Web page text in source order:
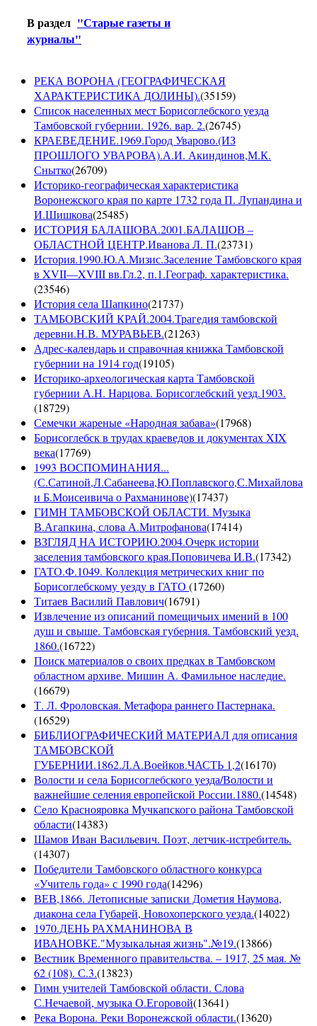
В раздел "Старые газеты и
журналы"
РЕКА ВОРОНА (ГЕОГРАФИЧЕСКАЯ
ХАРАКТЕРИСТИКА ДОЛИНЫ).(35159)
Список населенных мест Борисоглебского уезда
Тамбовской губернии. 1926. вар. 2.(26745)
КРАЕВЕДЕНИЕ.1969.Город Уварово.(ИЗ
ПРОШЛОГО УВАРОВА).А.И. Акиндинов,М.К.
Снытко(26709)
Историко-географическая характеристика
Воронежского края по карте 1732 года П. Лупандина и
И.Шишкова(25485)
ИСТОРИЯ БАЛАШОВА.2001.БАЛАШОВ –
ОБЛАСТНОЙ ЦЕНТР.Иванова Л. П.(23731)
История.1990.Ю.А.Мизис.Заселение Тамбовского края
в XVII—XVIII вв.Гл.2, п.1.Географ. характеристика.
(23546)
История села Шапкино(21737)
ТАМБОВСКИЙ КРАЙ.2004.Трагедия тамбовской
деревни.Н.В. МУРАВЬЕВ.(21263)
Адрес-календарь и справочная книжка Тамбовской
губернии на 1914 год(19105)
Историко-археологическая карта Тамбовской
губернии А.Н. Нарцова. Борисоглебский уезд.1903.
(18729)
Семечки жареные «Народная забава»(17968)
Борисоглебск в трудах краеведов и документах XIX
века(17769)
1993 ВОСПОМИНАНИЯ...
(С.Сатиной,Л.Сабанеева,Ю.Поплавского,С.Михайлова
и Б.Моисеивича о Рахманинове)(17437)
ГИМН ТАМБОВСКОЙ ОБЛАСТИ. Музыка
В.Агапкина, слова А.Митрофанова(17414)
ВЗГЛЯД НА ИСТОРИЮ.2004.Очерк истории
заселения тамбовского края.Поповичева И.В.(17342)
ГАТО.Ф.1049. Коллекция метрических книг по
Борисоглебскому уезду в ГАТО (17260)
Титаев Василий Павлович(16791)
Извлечение из описаний помещичьих имений в 100
душ и свыше. Тамбовская губерния. Тамбовский уезд.
1860.(16722)
Поиск материалов о своих предках в Тамбовском
областном архиве. Мишин А. Фамильное наследие.
(16679)
Т. Л. Фроловская. Метафора раннего Пастернака.
(16529)
БИБЛИОГРАФИЧЕСКИЙ МАТЕРИАЛ для описания
ТАМБОВСКОЙ
ГУБЕРНИИ.1862.Л.А.Воейков.ЧАСТЬ 1,2(16170)
Волости и села Борисоглебского уезда/Волости и
важнейшие селения европейской России.1880.(14548)
Село Краснояровка Мучкапского района Тамбовской
области(14383)
Шамов Иван Васильевич. Поэт, летчик-истребитель.
(14307)
Победители Тамбовского областного конкурса
«Учитель года» с 1990 года(14296)
ВЕВ,1866. Летописные записки Дометия Наумова,
диакона села Губарей, Новохоперского уезда.(14022)
1970.ДЕНЬ РАХМАНИНОВА В
ИВАНОВКЕ."Музыкальная жизнь".№19.(13866)
Вестник Временного правительства. – 1917, 25 мая. №
62 (108). С.3.(13823)
Гимн учителей Тамбовской области. Слова
С.Нечаевой, музыка О.Егоровой(13641)
Река Ворона. Реки Воронежской области.(13620)